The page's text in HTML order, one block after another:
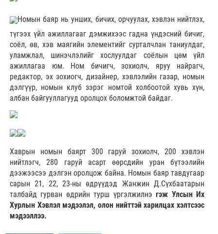
Номын баяр нь унших, бичих, орчуулах, хэвлэн нийтлэх,
түгээх үйл ажиллагааг дэмжихээс гадна үндэсний бичиг,
соёл, өв, хэв маягийн элементийг сурталчлан таниулдаг,
уламжлал, шинэчлэлийг хослуулдаг соёлын цөм үйл
ажиллагаа юм. Ном бичигч, зохиолч, яруу найрагч,
редактор, эх зохиогч, дизайнер, хэвлэлийн газар, номын
дэлгүүр, номын клуб зэрэг номтой холбоотой хувь хүн,
албан байгууллагууд оролцох боломжтой байдаг.
Хаврын номын баярт 300 гаруй зохиолч, 200 хэвлэн
нийтлэгч, 280 гаруй асарт өөрсдийн уран бүтээлийн
дээжээсээ дэлгэн оролцож байна. Номын баяр тавдугаар
сарын 21, 22, 23-ны өдрүүдэд Жанжин Д.Сүхбаатарын
талбайд гурван өдрийн турш үргэлжилнэ гэж Улсын Их
Хурлын Хэвлэл мэдээлэл, олон нийттэй харилцах хэлтсээс
мэдээллээ.